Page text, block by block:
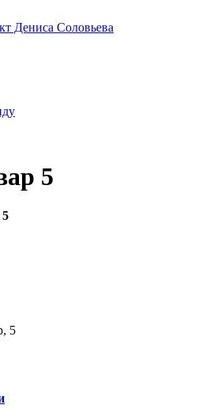
Дениса Соловьева
5
5
5